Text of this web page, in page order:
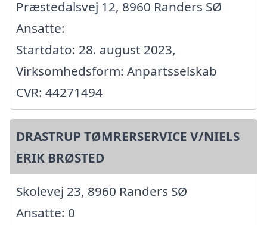
Præstedalsvej 12, 8960 Randers SØ
Ansatte:
Startdato: 28. august 2023,
Virksomhedsform: Anpartsselskab
CVR: 44271494
DRASTRUP TØMRERSERVICE V/NIELS
ERIK BRØSTED
Skolevej 23, 8960 Randers SØ
Ansatte: 0